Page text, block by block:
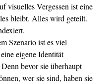
visuelles Vergessen ist eine
bleibt. Alles wird geteilt.
Szenario ist es viel
eigene Identität
bevor sie überhaupt
wer sie sind, haben sie